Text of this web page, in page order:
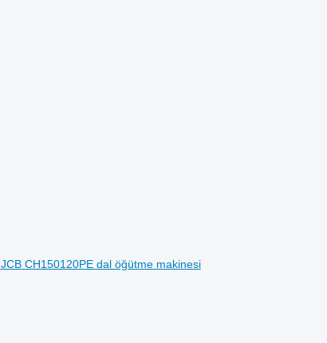
JCB CH150120PE dal öğütme makinesi